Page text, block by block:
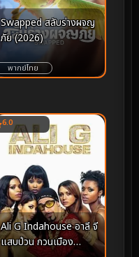
Swapped สลับร่างผจญ
ภัย (2026)
พากย์ไทย
6.0
Ali G Indahouse อาลี จี
แสบป่วน กวนเมือง